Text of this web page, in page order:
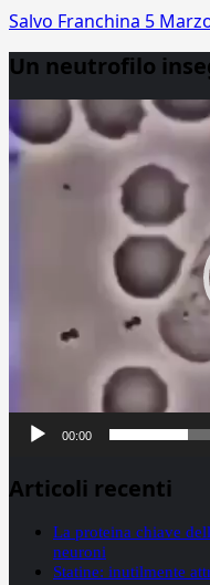
Salvo Franchina 5
Un neutrofilo
Player
00:00
Articoli recenti
La proteina chiave
neuroni
Statine: inutilmente